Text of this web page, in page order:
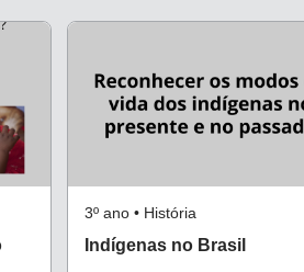
3º ano • História
Indígenas no Brasil